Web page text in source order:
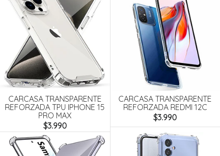
CARCASA TRANSPARENTE
REFORZADA TPU IPHONE 15
PRO MAX
$3.990
CARCASA TRANSPARENTE
REFORZADA REDMI 12C
$3.990